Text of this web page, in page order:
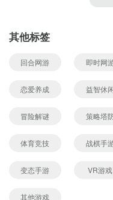
其他标签
回合网游 即时网
恋爱养成 益智休
冒险解谜 策略塔
体育竞技 战棋手
变态手游 VR游戏
其他游戏